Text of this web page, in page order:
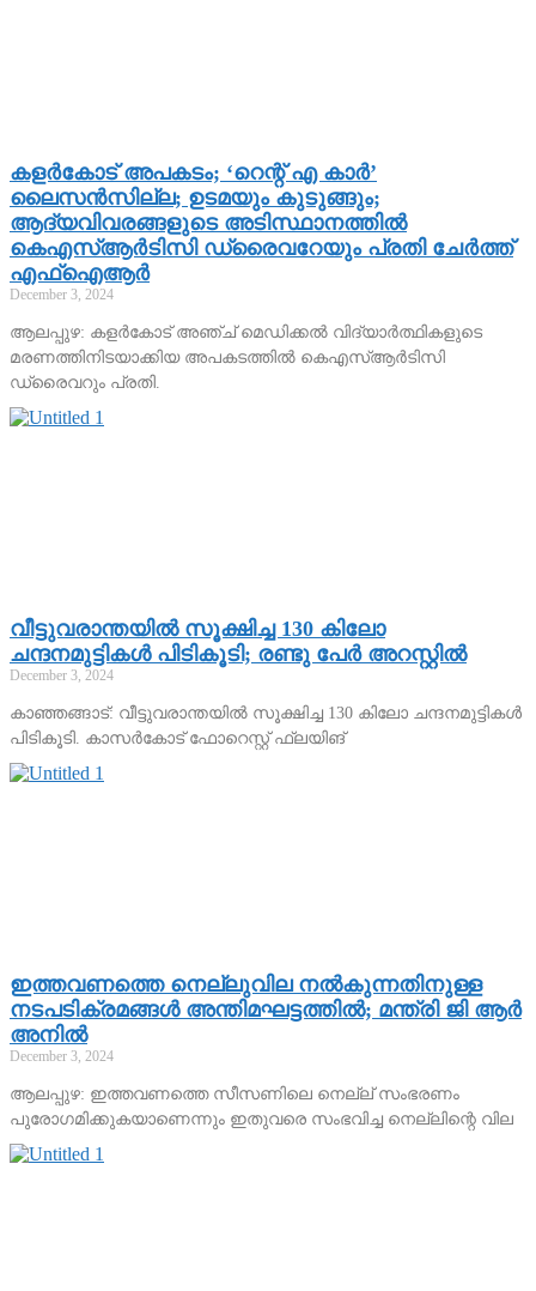
കളര്‍കോട് അപകടം; ‘റെന്റ് എ കാര്‍’
ലൈസന്‍സില്ല; ഉടമയും കുടുങ്ങും;
ആദ്യവിവരങ്ങളുടെ അടിസ്ഥാനത്തില്‍
കെഎസ്ആര്‍ടിസി ഡ്രൈവറേയും പ്രതി ചേര്‍ത്ത്
എഫ്‌ഐആര്‍
December 3, 2024
ആലപ്പുഴ: കളര്‍കോട് അഞ്ച് മെഡിക്കല്‍ വിദ്യാര്‍ത്ഥികളുടെ
മരണത്തിനിടയാക്കിയ അപകടത്തില്‍ കെഎസ്ആര്‍ടിസി
ഡ്രൈവറും പ്രതി.
വീട്ടുവരാന്തയില്‍ സൂക്ഷിച്ച 130 കിലോ
ചന്ദനമുട്ടികള്‍ പിടികൂടി; രണ്ടു പേര്‍ അറസ്റ്റില്‍
December 3, 2024
കാഞ്ഞങ്ങാട്: വീട്ടുവരാന്തയില്‍ സൂക്ഷിച്ച 130 കിലോ ചന്ദനമുട്ടികള്‍
പിടികൂടി. കാസര്‍കോട് ഫോറെസ്റ്റ് ഫ്‌ലയിങ്
ഇത്തവണത്തെ നെല്ലുവില നല്‍കുന്നതിനുള്ള
നടപടിക്രമങ്ങള്‍ അന്തിമഘട്ടത്തില്‍; മന്ത്രി ജി ആര്‍
അനില്‍
December 3, 2024
ആലപ്പുഴ: ഇത്തവണത്തെ സീസണിലെ നെല്ല് സംഭരണം
പുരോഗമിക്കുകയാണെന്നും ഇതുവരെ സംഭവിച്ച നെല്ലിന്റെ വില